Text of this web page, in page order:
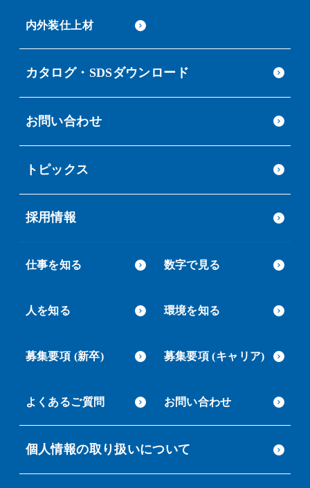
内外装仕上材
カタログ・SDSダウンロード
お問い合わせ
トピックス
採用情報
仕事を知る 数字で見る
人を知る 環境を知る
募集要項 (新卒) 募集要項 (キャリア)
よくあるご質問 お問い合わせ
個人情報の取り扱いについて